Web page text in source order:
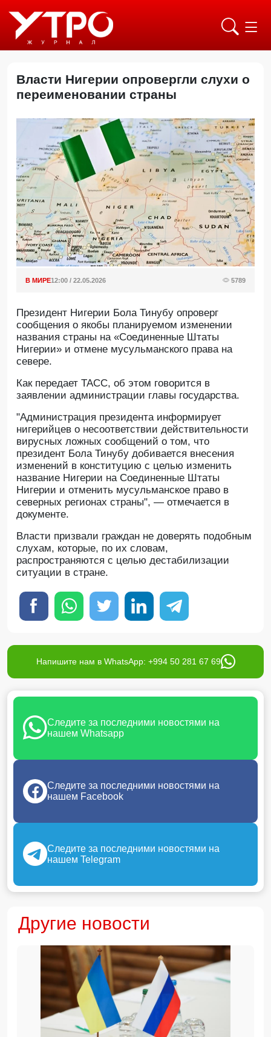
Власти Нигерии опровергли слухи о
переименовании страны
В МИРЕ12:00 / 22.05.2026 5789
Президент Нигерии Бола Тинубу опроверг
сообщения о якобы планируемом изменении
названия страны на «Соединенные Штаты
Нигерии» и отмене мусульманского права на
севере.
Как передает ТАСС, об этом говорится в
заявлении администрации главы государства.
"Администрация президента информирует
нигерийцев о несоответствии действительности
вирусных ложных сообщений о том, что
президент Бола Тинубу добивается внесения
изменений в конституцию с целью изменить
название Нигерии на Соединенные Штаты
Нигерии и отменить мусульманское право в
северных регионах страны", — отмечается в
документе.
Власти призвали граждан не доверять подобным
слухам, которые, по их словам,
распространяются с целью дестабилизации
ситуации в стране.
Напишите нам в WhatsApp: +994 50 281 67 69
Следите за последними новостями на
нашем Whatsapp
Следите за последними новостями на
нашем Facebook
Следите за последними новостями на
нашем Telegram
Другие новости